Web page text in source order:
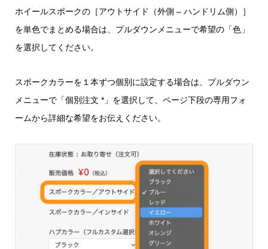
ホイールスポークの［アウトサイド（外側 – ハンドリム側）］
を単色でまとめる場合は、プルダウンメニューで希望の「色」
を選択してください。
スポークカラーを１本ずつ個別に設定する場合は、プルダウン
メニューで「個別注文 *」を選択して、ページ下段の専用フォ
ームから詳細な希望をお伝えください。